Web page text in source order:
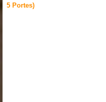
5 Portes)